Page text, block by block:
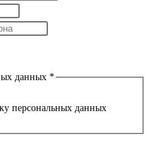
данных *
персональных данных